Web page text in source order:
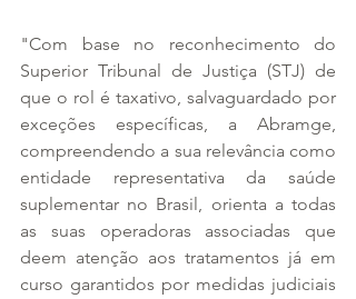
"Com base no reconhecimento do
Superior Tribunal de Justiça (STJ) de
que o rol é taxativo, salvaguardado por
exceções específicas, a Abramge,
compreendendo a sua relevância como
entidade representativa da saúde
suplementar no Brasil, orienta a todas
as suas operadoras associadas que
deem atenção aos tratamentos já em
curso garantidos por medidas judiciais